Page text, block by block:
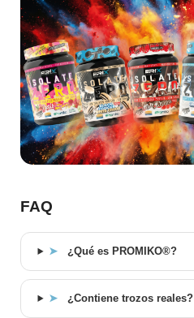
FAQ
➤ ¿Qué es PROMIKO®?
➤ ¿Contiene trozos reales?